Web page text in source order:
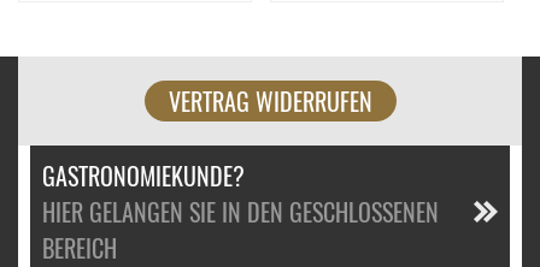
VERTRAG WIDERRUFEN
GASTRONOMIEKUNDE?
HIER GELANGEN SIE IN DEN GESCHLOSSENEN
BEREICH